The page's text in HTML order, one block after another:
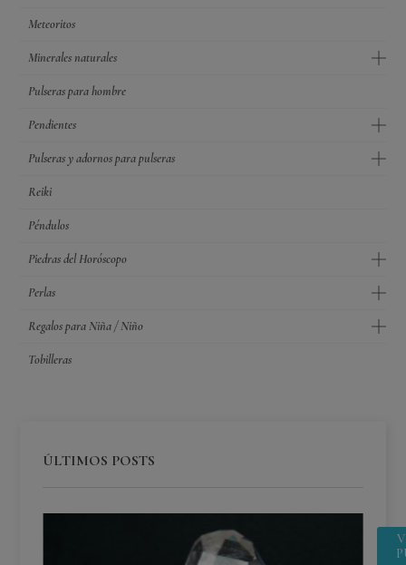
Meteoritos
Minerales naturales
Pulseras para hombre
Pendientes
Pulseras y adornos para pulseras
Reiki
Péndulos
Piedras del Horóscopo
Perlas
Regalos para Niña / Niño
Tobilleras
ÚLTIMOS POSTS